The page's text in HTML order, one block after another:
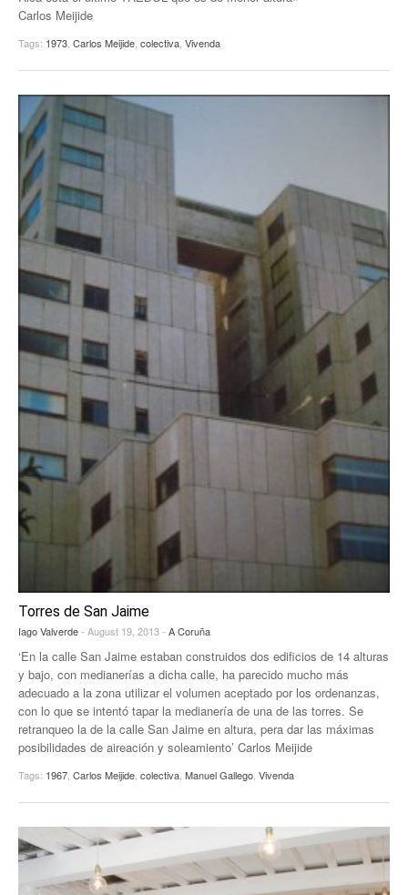
Carlos Meijide
Tags: 1973 Carlos Meijide colectiva Vivenda
Torres de San Jaime
Iago Valverde- August 19, 2013 - A Coruña
‘En la calle San Jaime estaban construidos dos edificios de 14 alturas
y bajo, con medianerías a dicha calle, ha parecido mucho más
adecuado a la zona utilizar el volumen aceptado por los ordenanzas,
con lo que se intentó tapar la medianería de una de las torres. Se
retranqueo la de la calle San Jaime en altura, pera dar las máximas
posibilidades de aireación y soleamiento’ Carlos Meijide
Tags: 1967 Carlos Meijide colectiva Manuel Gallego Vivenda